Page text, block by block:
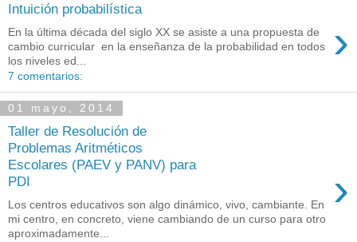
Intuición probabilística
›
En la última década del siglo XX se asiste a una propuesta de
cambio curricular en la enseñanza de la probabilidad en todos
los niveles ed...
7 comentarios:
01 mayo, 2014
Taller de Resolución de
Problemas Aritméticos
Escolares (PAEV y PANV) para
PDI
›
Los centros educativos son algo dinámico, vivo, cambiante. En
mi centro, en concreto, viene cambiando de un curso para otro
aproximadamente...